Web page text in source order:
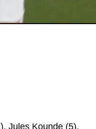
Jules Kounde (5),